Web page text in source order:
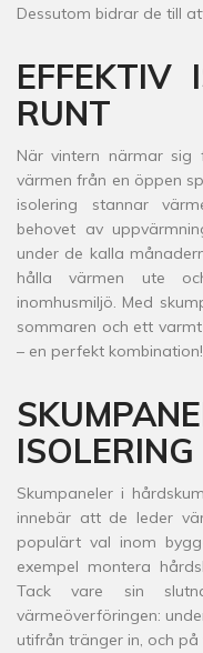
Dessutom bidrar de till
EFFEKTIV
RUNT
När vintern närmar
värmen från en öppen
isolering stannar
behovet av
under de kalla
hålla värmen ute
inomhusmiljö. Med
sommaren och ett
– en perfekt kombination!
Skumpaneler i
innebär att de leder
populärt val inom
exempel montera
Tack vare sin
värmeöverföringen:
utifrån tränger in, och